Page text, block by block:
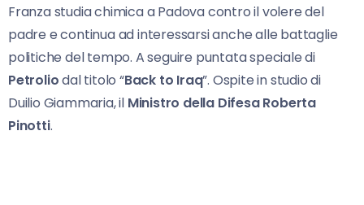
Franza studia chimica a Padova contro il volere del
padre e continua ad interessarsi anche alle battaglie
politiche del tempo. A seguire puntata speciale di
Petroliodal titolo “Back to Iraq”. Ospite in studio di
Duilio Giammaria, il Ministro della Difesa Roberta
Pinotti.